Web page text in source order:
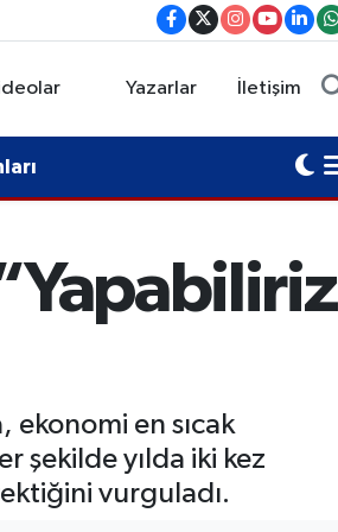
Yazarlar İletişim
ekonomi en sıcak
şekilde yılda iki kez
vurguladı.